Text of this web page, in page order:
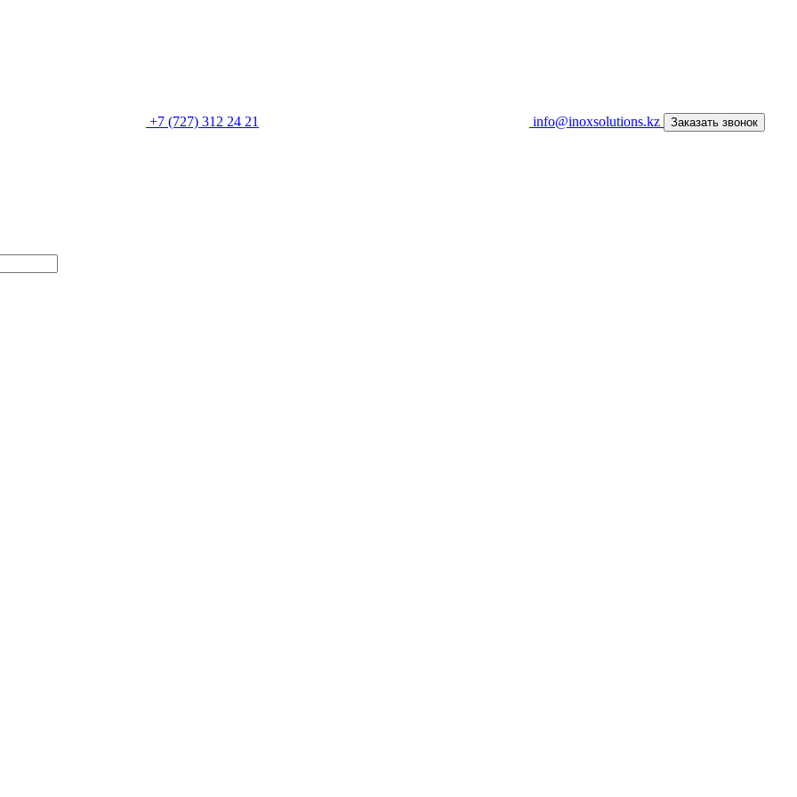
+7 (727) 312 24 21 info@inoxsolutions.kz Заказать звонок